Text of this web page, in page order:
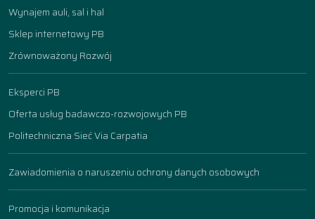
Wynajem auli, sal i hal
Sklep internetowy PB
Zrównoważony Rozwój
Eksperci PB
Oferta usług badawczo-rozwojowych PB
Politechniczna Sieć Via Carpatia
Zawiadomienia o naruszeniu ochrony danych osobowych
Promocja i komunikacja